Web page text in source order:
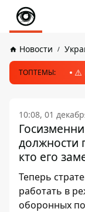
Новости
ТОПТЕМЫ: ⚠️
10:08, 01
должности
кто его
Теперь
работать в
оборонных